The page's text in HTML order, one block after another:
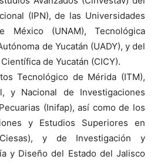
(IPN), de las Universidades
México (UNAM), Tecnológica
de Yucatán (UADY), y del
de Yucatán (CICY).
Tecnológico de Mérida (ITM),
y Nacional de Investigaciones
(Inifap), así como de los
y Estudios Superiores en
y de Investigación y
y Diseño del Estado del Jalisco